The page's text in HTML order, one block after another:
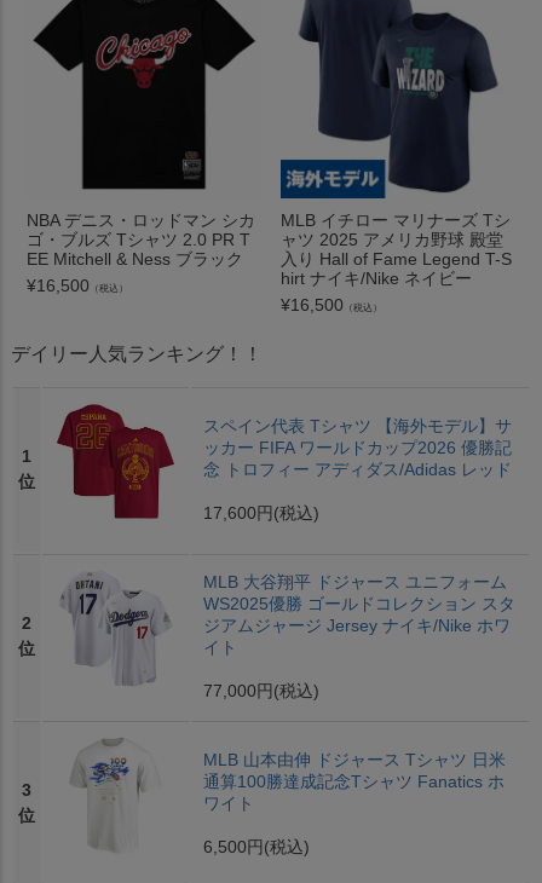
NBA デニス・ロッドマン シカ
ゴ・ブルズ Tシャツ 2.0 PR T
EE Mitchell & Ness ブラック
¥16,500 （税込）
MLB イチロー マリナーズ Tシ
ャツ 2025 アメリカ野球 殿堂
入り Hall of Fame Legend T-S
hirt ナイキ/Nike ネイビー
¥16,500 （税込）
デイリー人気ランキング！！
1
位
スペイン代表 Tシャツ 【海外モデル】サ
ッカー FIFA ワールドカップ2026 優勝記
念 トロフィー アディダス/Adidas レッド
17,600円 (税込)
2
位
MLB 大谷翔平 ドジャース ユニフォーム
WS2025優勝 ゴールドコレクション スタ
ジアムジャージ Jersey ナイキ/Nike ホワ
イト
77,000円 (税込)
3
位
MLB 山本由伸 ドジャース Tシャツ 日米
通算100勝達成記念Tシャツ Fanatics ホ
ワイト
6,500円 (税込)